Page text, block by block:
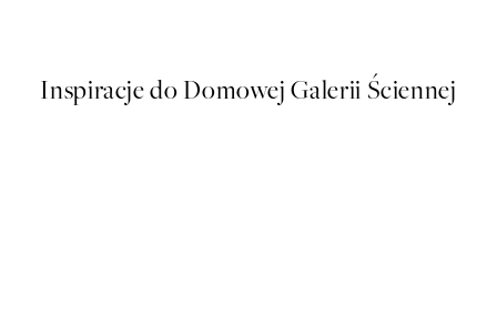
Inspiracje do Domowej Galerii Ściennej